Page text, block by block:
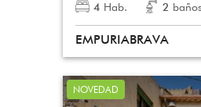
4 Hab. 2 baños
EMPURIABRAVA
NOVEDAD